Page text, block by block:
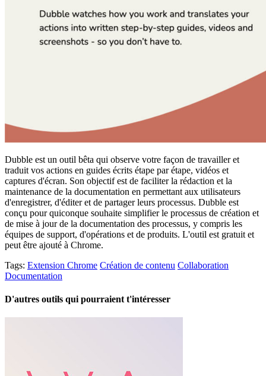
Dubble est un outil bêta qui observe votre façon de travailler et
traduit vos actions en guides écrits étape par étape, vidéos et
captures d'écran. Son objectif est de faciliter la rédaction et la
maintenance de la documentation en permettant aux utilisateurs
d'enregistrer, d'éditer et de partager leurs processus. Dubble est
conçu pour quiconque souhaite simplifier le processus de création et
de mise à jour de la documentation des processus, y compris les
équipes de support, d'opérations et de produits. L'outil est gratuit et
peut être ajouté à Chrome.
Tags: Extension Chrome Création de contenu Collaboration
Documentation
D'autres outils qui pourraient t'intéresser